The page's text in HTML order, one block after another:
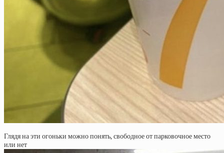
Глядя на эти огоньки можно понять, свободное от парковочное место
или нет